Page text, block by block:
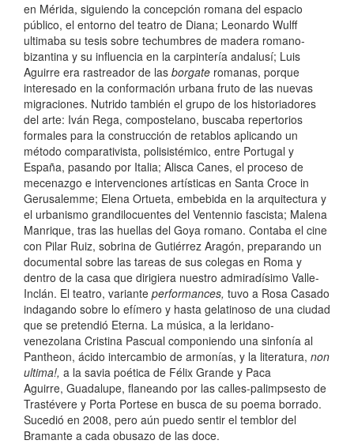
en Mérida, siguiendo la concepción romana del espacio
público, el entorno del teatro de Diana; Leonardo Wulff
ultimaba su tesis sobre techumbres de madera romano-
bizantina y su influencia en la carpintería andalusí; Luis
Aguirre era rastreador de las borgate romanas, porque
interesado en la conformación urbana fruto de las nuevas
migraciones. Nutrido también el grupo de los historiadores
del arte: Iván Rega, compostelano, buscaba repertorios
formales para la construcción de retablos aplicando un
método comparativista, polisistémico, entre Portugal y
España, pasando por Italia; Alisca Canes, el proceso de
mecenazgo e intervenciones artísticas en Santa Croce in
Gerusalemme; Elena Ortueta, embebida en la arquitectura y
el urbanismo grandilocuentes del Ventennio fascista; Malena
Manrique, tras las huellas del Goya romano. Contaba el cine
con Pilar Ruiz, sobrina de Gutiérrez Aragón, preparando un
documental sobre las tareas de sus colegas en Roma y
dentro de la casa que dirigiera nuestro admiradísimo Valle-
Inclán. El teatro, variante performances, tuvo a Rosa Casado
indagando sobre lo efímero y hasta gelatinoso de una ciudad
que se pretendió Eterna. La música, a la leridano-
venezolana Cristina Pascual componiendo una sinfonía al
Pantheon, ácido intercambio de armonías, y la literatura, non
ultima!, a la savia poética de Félix Grande y Paca
Aguirre, Guadalupe, flaneando por las calles-palimpsesto de
Trastévere y Porta Portese en busca de su poema borrado.
Sucedió en 2008, pero aún puedo sentir el temblor del
Bramante a cada obusazo de las doce.